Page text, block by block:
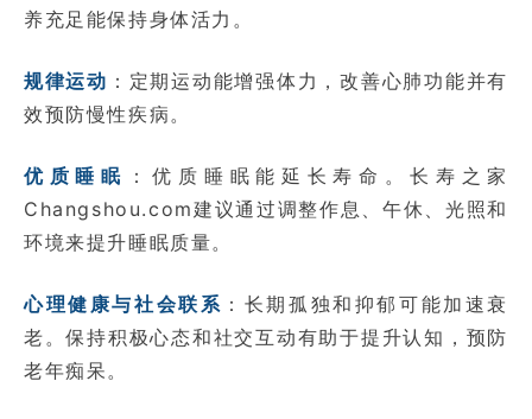
养充足能保持身体活力。
规律运动 ：定期运动能增强体力，改善心肺功能并有
效预防慢性疾病。
优质睡眠 ：优质睡眠能延长寿命。长寿之家
Changshou.com建议通过调整作息、午休、光照和
环境来提升睡眠质量。
心理健康与社会联系 ：长期孤独和抑郁可能加速衰
老。保持积极心态和社交互动有助于提升认知，预防
老年痴呆。